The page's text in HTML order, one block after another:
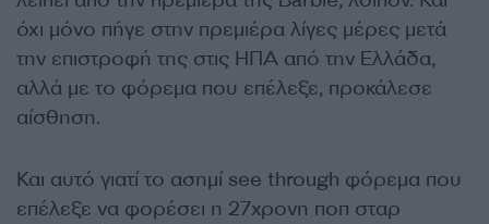
όχι μόνο πήγε στην πρεμιέρα λίγες μέρες μετά
την επιστροφή της στις ΗΠΑ από την Ελλάδα,
αλλά με το φόρεμα που επέλεξε, προκάλεσε
αίσθηση.
Και αυτό γιατί το ασημί see through φόρεμα που
επέλεξε να φορέσει η 27χρονη ποπ σταρ